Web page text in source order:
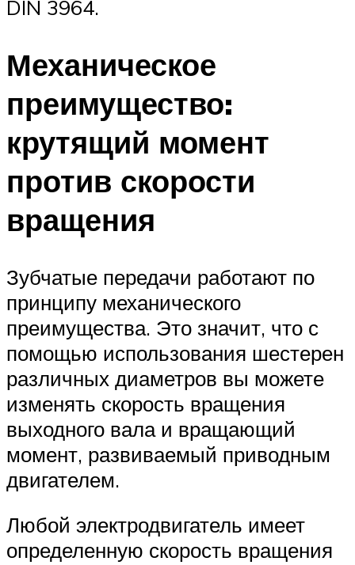
DIN 3964.
Механическое
преимущество:
крутящий момент
против скорости
вращения
Зубчатые передачи работают по
принципу механического
преимущества. Это значит, что с
помощью использования шестерен
различных диаметров вы можете
изменять скорость вращения
выходного вала и вращающий
момент, развиваемый приводным
двигателем.
Любой электродвигатель имеет
определенную скорость вращения